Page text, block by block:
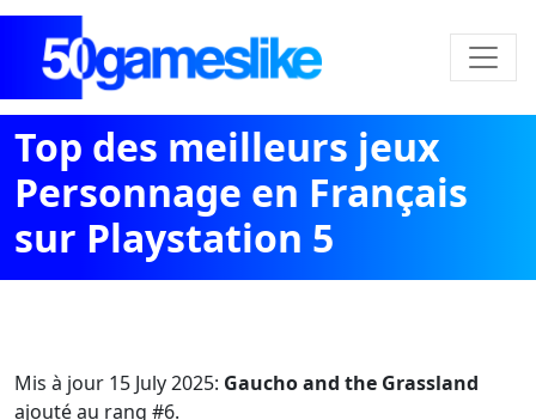
Top des meilleurs jeux
Personnage en Français
sur Playstation 5
Mis à jour 15 July 2025: Gaucho and the Grassland
ajouté au rang #6.